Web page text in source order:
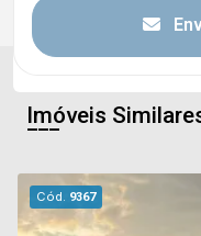
Imóveis
Cód. 9367